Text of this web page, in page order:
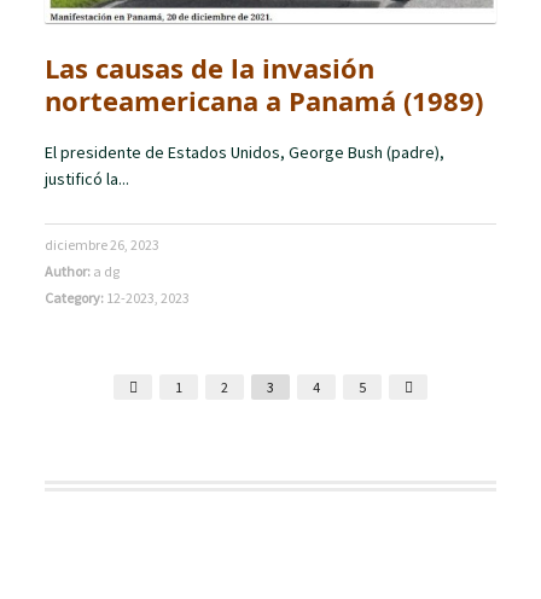
Las causas de la invasión
norteamericana a Panamá (1989)
El presidente de Estados Unidos, George Bush (padre),
justificó la...
diciembre 26, 2023
Author: a dg
Category: 12-2023 ,2023
1 2 3 4 5